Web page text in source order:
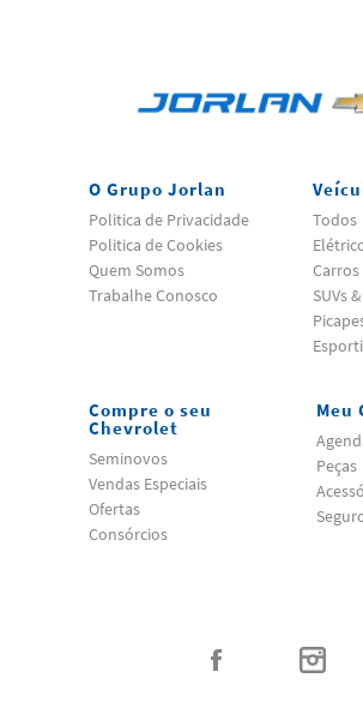
O Grupo Jorlan
Politica de Privacidade
Politica de Cookies
Quem Somos
Trabalhe Conosco
Todos
Carros
SUVs
Compre o seu
Chevrolet
Seminovos
Vendas Especiais
Ofertas
Consórcios
Meu
Peças